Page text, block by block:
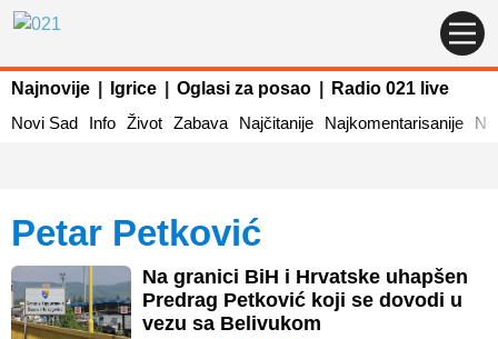
Najnovije Igrice Oglasi za posao
Radio 021 live
Novi Sad
Info Život Zabava Najčitanije Najkomentarisanije
Petar Petković
Na granici BiH i Hrvatske uhapšen
Predrag Petković koji se dovodi u
vezu sa Belivukom